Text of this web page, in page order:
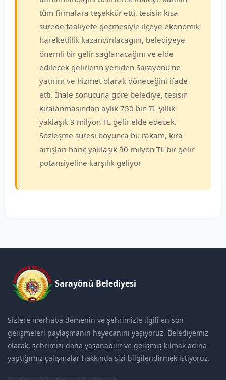
tüm firmalara teşekkür etti, tesisin kısa
sürede faaliyete geçmesiyle ilçeye ekonomik
hareketlilik kazandırılacağını, belediyeye
önemli bir gelir sağlanacağını ve elde
edilecek gelirlerin yeniden Sarayönü'ne
yatırım ve hizmet olarak döneceğini ifade
etti. İhale sonucuna göre belediye, tesisin
kiralanmasından aylık 750 bin TL yıllık
yaklaşık 9 milyon TL gelir elde edecek.
Sözleşme süresi boyunca bu rakam, kira
artışları hariç yaklaşık 90 milyon TL bir gelir
potansiyeline karşılık geliyor
Sarayönü Belediyesi
Sizlere merhaba demenin ve şehrimizle ilgili en son
gelişmeleri paylaşmanın heyecanını yaşıyoruz. Belediyemiz
olarak, şehrimizi daha yaşanabilir ve gelişmiş kılmak adına
yaptığımız çalışmalar hakkında sizi bilgilendirmek istiyoruz.